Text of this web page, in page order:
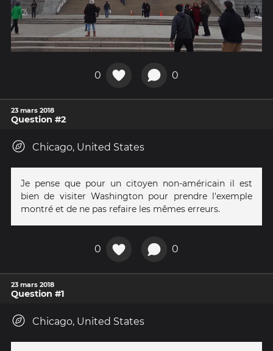
0 0
23 mars 2018
Question #2
Chicago, United States
Je pense que pour un citoyen non-américain il est
bien de visiter Washington pour prendre l'exemple
montré et de ne pas refaire les mêmes erreurs.
0 0
23 mars 2018
Question #1
Chicago, United States